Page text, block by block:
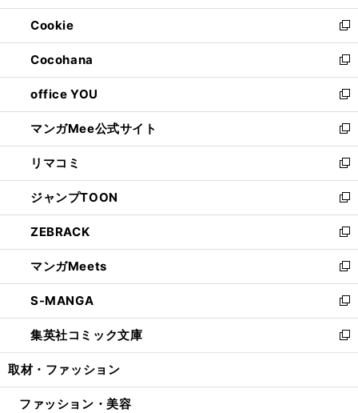
開
く
ウ
で
開
く
ン
ド
ウ
で
開
く
ウ
ィ
ン
ド
ウ
で
開
く
Cookie
新
し
い
ウ
ィ
ン
ド
ウ
で
開
く
Cocohana
新
し
い
ウ
ィ
ン
ド
ウ
で
開
く
office YOU
新
し
い
ウ
ィ
ン
ド
ウ
で
開
く
マンガMee公式サイト
新
し
い
ウ
ィ
ン
ド
ウ
で
開
く
リマコミ
新
し
い
ウ
ィ
ン
ド
ウ
で
開
く
ジャンプTOON
新
し
い
ウ
ィ
ン
ド
ウ
で
開
ZEBRACK
新
し
い
ウ
ィ
ン
ド
ウ
開
マンガMeets
新
し
い
ウ
ィ
ン
ウ
S-MANGA
新
し
い
ウ
ン
集英社コミック文庫
新
し
ウ
取材・ファッション
ファッション・美容